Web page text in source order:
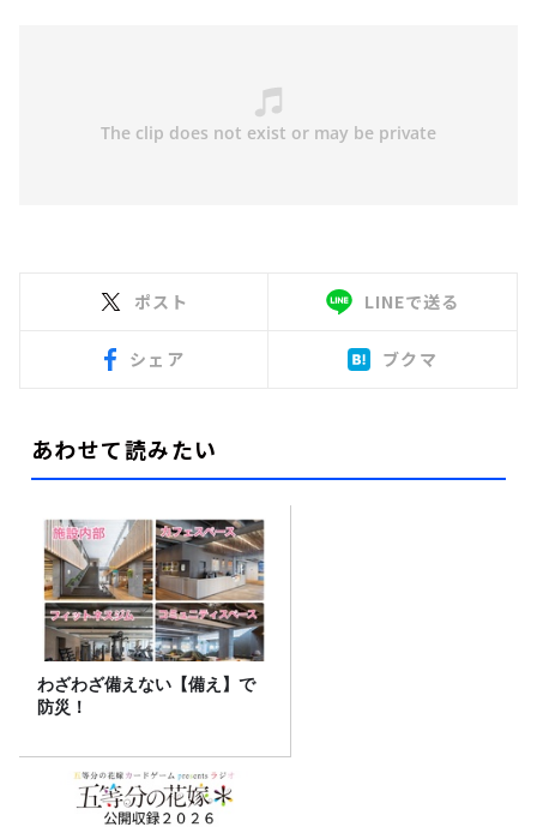
ポスト LINEで送る
シェア ブクマ
あわせて読みたい
わざわざ備えない【備え】で
防災！